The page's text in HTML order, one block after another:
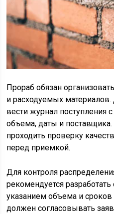
Прораб обязан
и расходуемых
вести журнал поступления
объема, даты и
проходить проверку
перед приемкой.
Для контроля
рекомендуется
указанием объема и
должен согласовывать